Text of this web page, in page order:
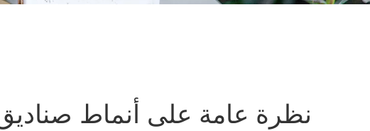
نظرة عامة على أنماط صناديق